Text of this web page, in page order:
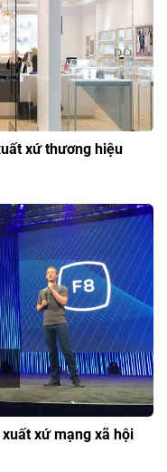
xứ thương hiệu
xứ mạng xã hội